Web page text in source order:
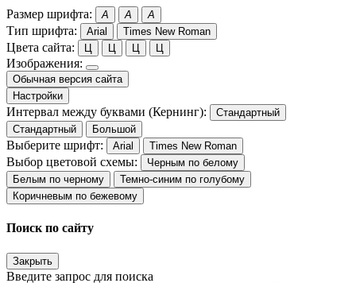
Размер шрифта: A A A
Тип шрифта: Arial Times New Roman
Цвета сайта: Ц Ц Ц Ц
Изображения:
Обычная версия сайта
Настройки
Интервал между буквами (Кернинг):
Стандартный
Стандартный
Большой
Выберите шрифт: Arial Times New Roman
Выбор цветовой схемы:
Черным по белому
Белым по черному
Темно-синим по голубому
Коричневым по бежевому
Поиск по сайту
Закрыть
Введите запрос для поиска